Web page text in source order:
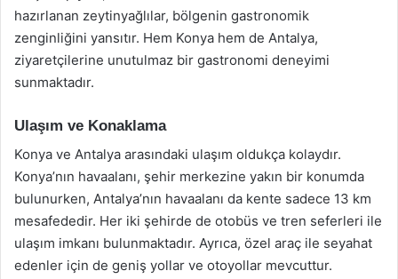
hazırlanan zeytinyağlılar, bölgenin gastronomik
zenginliğini yansıtır. Hem Konya hem de Antalya,
ziyaretçilerine unutulmaz bir gastronomi deneyimi
sunmaktadır.
Ulaşım ve Konaklama
Konya ve Antalya arasındaki ulaşım oldukça kolaydır.
Konya’nın havaalanı, şehir merkezine yakın bir konumda
bulunurken, Antalya’nın havaalanı da kente sadece 13 km
mesafededir. Her iki şehirde de otobüs ve tren seferleri ile
ulaşım imkanı bulunmaktadır. Ayrıca, özel araç ile seyahat
edenler için de geniş yollar ve otoyollar mevcuttur.